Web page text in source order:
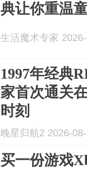
典让你重温
生活魔术专家
1997年经典
家首次通关
时刻
晚星归航2 2026-
买一份游戏